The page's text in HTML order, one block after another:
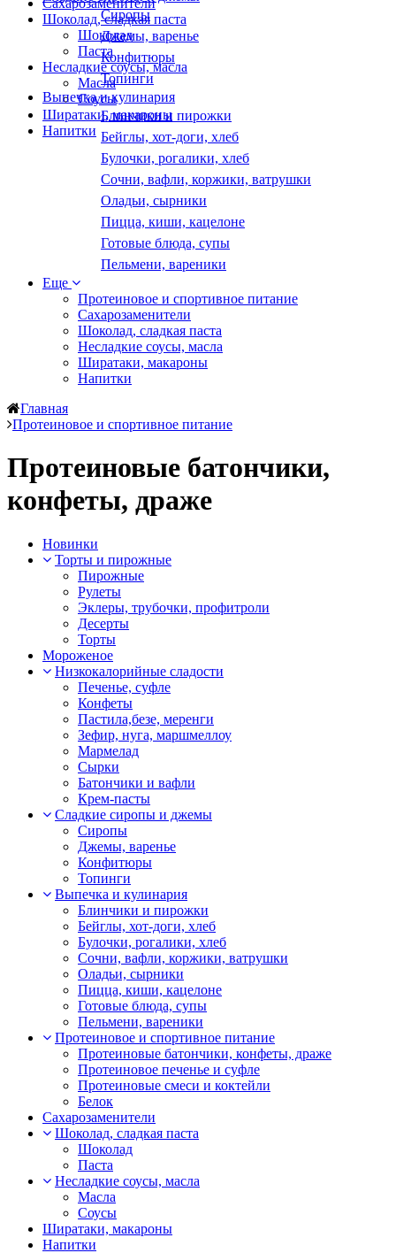
Сахарозаменители
Шоколад, сладкая паста
Шоколад
Паста
Несладкие соусы, масла
Масла
Соусы
Ширатаки, макароны
Напитки
Сиропы
Джемы, варенье
Конфитюры
Топинги
Выпечка и кулинария
Блинчики и пирожки
Бейглы, хот-доги, хлеб
Булочки, рогалики, хлеб
Сочни, вафли, коржики, ватрушки
Оладьи, сырники
Пицца, киши, кацелоне
Готовые блюда, супы
Пельмени, вареники
Еще
Протеиновое и спортивное питание
Сахарозаменители
Шоколад, сладкая паста
Несладкие соусы, масла
Ширатаки, макароны
Напитки
Главная
Протеиновое и спортивное питание
Протеиновые батончики,
конфеты, драже
Новинки
Торты и пирожные
Пирожные
Рулеты
Эклеры, трубочки, профитроли
Десерты
Торты
Мороженое
Низкокалорийные сладости
Печенье, суфле
Конфеты
Пастила,безе, меренги
Зефир, нуга, маршмеллоу
Мармелад
Сырки
Батончики и вафли
Крем-пасты
Сладкие сиропы и джемы
Сиропы
Джемы, варенье
Конфитюры
Топинги
Выпечка и кулинария
Блинчики и пирожки
Бейглы, хот-доги, хлеб
Булочки, рогалики, хлеб
Сочни, вафли, коржики, ватрушки
Оладьи, сырники
Пицца, киши, кацелоне
Готовые блюда, супы
Пельмени, вареники
Протеиновое и спортивное питание
Протеиновые батончики, конфеты, драже
Протеиновое печенье и суфле
Протеиновые смеси и коктейли
Белок
Сахарозаменители
Шоколад, сладкая паста
Шоколад
Паста
Несладкие соусы, масла
Масла
Соусы
Ширатаки, макароны
Напитки